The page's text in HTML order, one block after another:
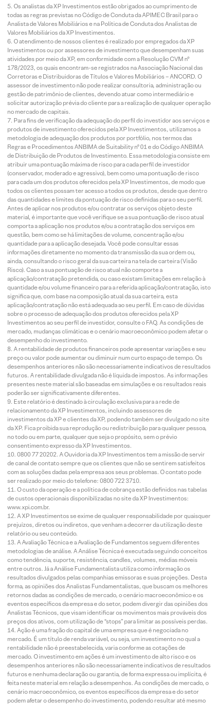
Os analistas da XP Investimentos estão obrigados ao cumprimento de
todas as regras previstas no Código de Conduta da APIMEC Brasil para o
Analista de Valores Mobiliários e na Política de Conduta dos Analistas de
Valores Mobiliários da XP Investimentos.
O atendimento de nossos clientes é realizado por empregados da XP
Investimentos ou por assessores de investimento que desempenham suas
atividades por meio da XP, em conformidade com a Resolução CVM nº
178/2023, os quais encontram-se registrados na Associação Nacional das
Corretoras e Distribuidoras de Títulos e Valores Mobiliários – ANCORD. O
assessor de investimento não pode realizar consultoria, administração ou
gestão de patrimônio de clientes, devendo atuar como intermediário e
solicitar autorização prévia do cliente para a realização de qualquer operação
no mercado de capitais.
Para fins de verificação da adequação do perfil do investidor aos serviços e
produtos de investimento oferecidos pela XP Investimentos, utilizamos a
metodologia de adequação dos produtos por portfólio, nos termos das
Regras e Procedimentos ANBIMA de Suitability nº 01 e do Código ANBIMA
de Distribuição de Produtos de Investimento. Essa metodologia consiste em
atribuir uma pontuação máxima de risco para cada perfil de investidor
(conservador, moderado e agressivo), bem como uma pontuação de risco
para cada um dos produtos oferecidos pela XP Investimentos, de modo que
todos os clientes possam ter acesso a todos os produtos, desde que dentro
das quantidades e limites da pontuação de risco definidas para o seu perfil.
Antes de aplicar nos produtos e/ou contratar os serviços objeto deste
material, é importante que você verifique se a sua pontuação de risco atual
comporta a aplicação nos produtos e/ou a contratação dos serviços em
questão, bem como se há limitações de volume, concentração e/ou
quantidade para a aplicação desejada. Você pode consultar essas
informações diretamente no momento da transmissão da sua ordem ou,
ainda, consultando o risco geral da sua carteira na tela de carteira (Visão
Risco). Caso a sua pontuação de risco atual não comporte a
aplicação/contratação pretendida, ou caso existam limitações em relação à
quantidade e/ou volume financeiro para a referida aplicação/contratação, isto
significa que, com base na composição atual da sua carteira, esta
aplicação/contratação não está adequada ao seu perfil. Em caso de dúvidas
sobre o processo de adequação dos produtos oferecidos pela XP
Investimentos ao seu perfil de investidor, consulte o FAQ. As condições de
mercado, mudanças climáticas e o cenário macroeconômico podem afetar o
desempenho do investimento.
A rentabilidade de produtos financeiros pode apresentar variações e seu
preço ou valor pode aumentar ou diminuir num curto espaço de tempo. Os
desempenhos anteriores não são necessariamente indicativos de resultados
futuros. A rentabilidade divulgada não é líquida de impostos. As informações
presentes neste material são baseadas em simulações e os resultados reais
poderão ser significativamente diferentes.
Este relatório é destinado à circulação exclusiva para a rede de
relacionamento da XP Investimentos, incluindo assessores de
investimentos da XP e clientes da XP, podendo também ser divulgado no site
da XP. Fica proibida sua reprodução ou redistribuição para qualquer pessoa,
no todo ou em parte, qualquer que seja o propósito, sem o prévio
consentimento expresso da XP Investimentos.
0800 77 20202. A Ouvidoria da XP Investimentos tem a missão de servir
de canal de contato sempre que os clientes que não se sentirem satisfeitos
com as soluções dadas pela empresa aos seus problemas. O contato pode
ser realizado por meio do telefone: 0800 722 3710.
O custo da operação e a política de cobrança estão definidos nas tabelas
de custos operacionais disponibilizadas no site da XP Investimentos:
www.xpi.com.br.
A XP Investimentos se exime de qualquer responsabilidade por quaisquer
prejuízos, diretos ou indiretos, que venham a decorrer da utilização deste
relatório ou seu conteúdo.
A Avaliação Técnica e a Avaliação de Fundamentos seguem diferentes
metodologias de análise. A Análise Técnica é executada seguindo conceitos
como tendência, suporte, resistência, candles, volumes, médias móveis
entre outros. Já a Análise Fundamentalista utiliza como informação os
resultados divulgados pelas companhias emissoras e suas projeções. Desta
forma, as opiniões dos Analistas Fundamentalistas, que buscam os melhores
retornos dadas as condições de mercado, o cenário macroeconômico e os
eventos específicos da empresa e do setor, podem divergir das opiniões dos
Analistas Técnicos, que visam identificar os movimentos mais prováveis dos
preços dos ativos, com utilização de “stops” para limitar as possíveis perdas.
Ação é uma fração do capital de uma empresa que é negociada no
mercado. É um título de renda variável, ou seja, um investimento no qual a
rentabilidade não é preestabelecida, varia conforme as cotações de
mercado. O investimento em ações é um investimento de alto risco e os
desempenhos anteriores não são necessariamente indicativos de resultados
futuros e nenhuma declaração ou garantia, de forma expressa ou implícita, é
feita neste material em relação a desempenhos. As condições de mercado, o
cenário macroeconômico, os eventos específicos da empresa e do setor
podem afetar o desempenho do investimento, podendo resultar até mesmo